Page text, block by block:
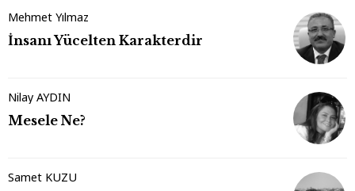
Mehmet Yılmaz
İnsanı Yücelten Karakterdir
Nilay AYDIN
Mesele Ne?
Samet KUZU